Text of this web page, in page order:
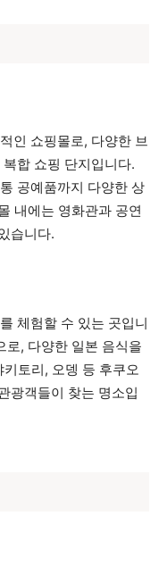
인 쇼핑몰로, 다양한 브
합 쇼핑 단지입니다.
공예품까지 다양한 상
내에는 영화관과 공연
습니다.
체험할 수 있는 곳입니
로, 다양한 일본 음식을
토리, 오뎅 등 후쿠오
광객들이 찾는 명소입